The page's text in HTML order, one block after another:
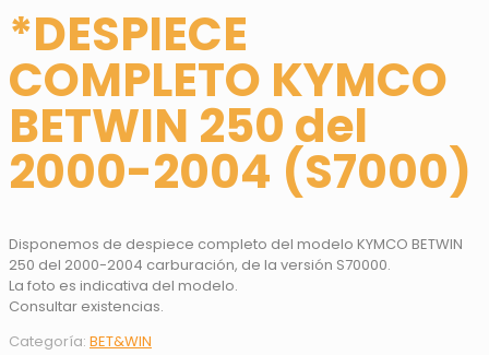
*DESPIECE
COMPLETO KYMCO
BETWIN 250 del
2000-2004 (S7000)
Disponemos de despiece completo del modelo KYMCO BETWIN
250 del 2000-2004 carburación, de la versión S70000.
La foto es indicativa del modelo.
Consultar existencias.
Categoría: BET&WIN